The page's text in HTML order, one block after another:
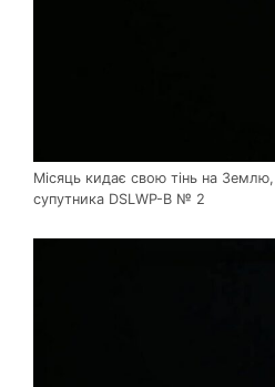
Місяць кидає свою тінь на
супутника DSLWP-B № 2